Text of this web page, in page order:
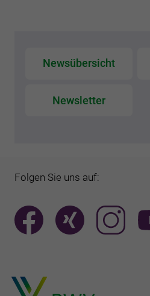
Newsübersicht
Newsletter
Folgen Sie uns auf: